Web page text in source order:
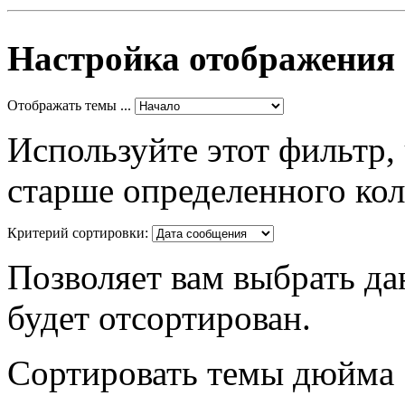
Настройка отображения
Отображать темы ...
Используйте этот
старше определенного
Критерий сортировки:
Позволяет вам выбрать
будет отсортирован.
Сортировать темы дюйма